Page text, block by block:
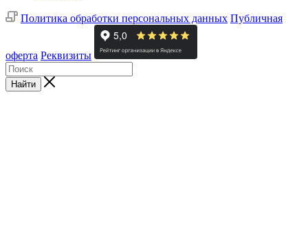
Политика обработки персональных данных Публичная
оферта Реквизиты
Найти